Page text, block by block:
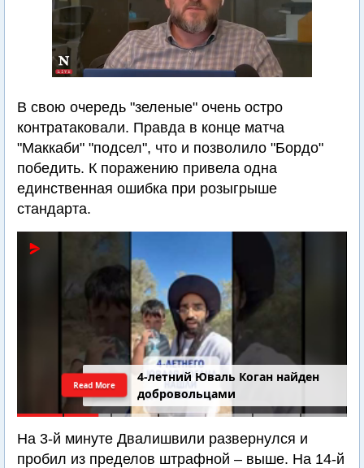
В свою очередь "зеленые" очень остро
контратаковали. Правда в конце матча
"Маккаби" "подсел", что и позволило "Бордо"
победить. К поражению привела одна
единственная ошибка при розыгрыше
стандарта.
4-летний Юваль Коган найден
добровольцами
Read More
На 3-й минуте Двалишвили развернулся и
пробил из пределов штрафной – выше. На 14-й